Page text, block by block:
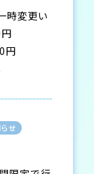
時変更い
円
せ